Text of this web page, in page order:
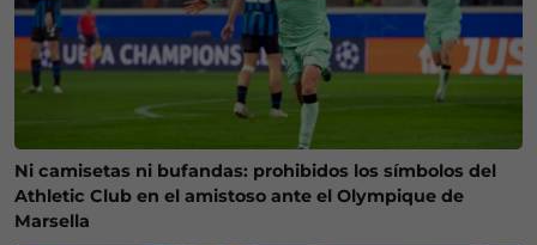
Ni camisetas ni bufandas: prohibidos los símbolos del
Athletic Club en el amistoso ante el Olympique de
Marsella